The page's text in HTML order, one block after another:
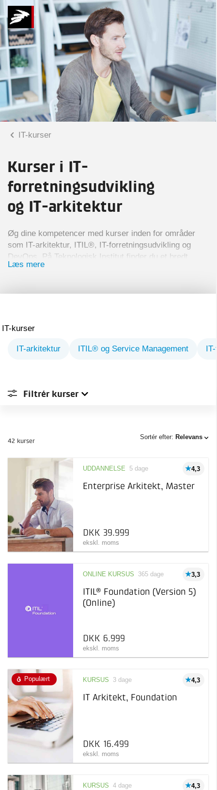
IT-kurser
Kurser i IT-
forretningsudvikling
og IT-arkitektur
Øg dine kompetencer med kurser inden for områder
som IT-arkitektur, ITIL®, IT-forretningsudvikling og
DevOps. På Teknologisk Institut finder du et bredt
udvalg af kurser, der går i dybden med det, du har
certificering.
Læs mere
IT-kurser
IT-arkitektur ITIL® og Service Management
Filtrér kurser
København
Online 5
Taastrup 28
Type
Adaptivt onlinekursus
Online læring, der tilpasses
til dig og dit niveau
Kursus
Læring inden for et
specifikt emne
Online kursus
tages, når det passer dig
Længerevarende forløb
inden for et specifikt emne
Afholdelsesgaranti
Sortér efter: Relevans
42 kurser
4,3
UDDANNELSE 5 dage
Enterprise Arkitekt, Master
DKK 39.999
ekskl. moms
3,3
ONLINE KURSUS 365 dage
ITIL® Foundation (Version 5)
(Online)
DKK 6.999
ekskl. moms
Populært 4,3
KURSUS 3 dage
IT Arkitekt, Foundation
DKK 16.499
ekskl. moms
4,3
KURSUS 4 dage